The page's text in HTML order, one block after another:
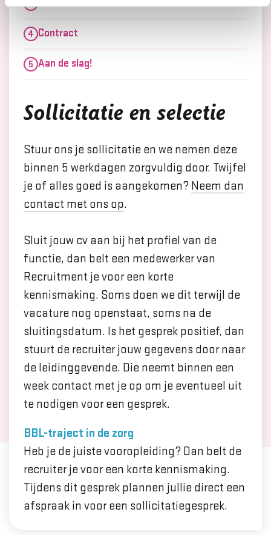
Contract
Aan de slag!
Sollicitatie en selectie
Stuur ons je sollicitatie en we nemen deze
binnen 5 werkdagen zorgvuldig door. Twijfel
je of alles goed is aangekomen? Neem dan
contact met ons op.
Sluit jouw cv aan bij het profiel van de
functie, dan belt een medewerker van
Recruitment je voor een korte
kennismaking. Soms doen we dit terwijl de
vacature nog openstaat, soms na de
sluitingsdatum. Is het gesprek positief, dan
stuurt de recruiter jouw gegevens door naar
de leidinggevende. Die neemt binnen een
week contact met je op om je eventueel uit
te nodigen voor een gesprek.
BBL-traject in de zorg
Heb je de juiste vooropleiding? Dan belt de
recruiter je voor een korte kennismaking.
Tijdens dit gesprek plannen jullie direct een
afspraak in voor een sollicitatiegesprek.